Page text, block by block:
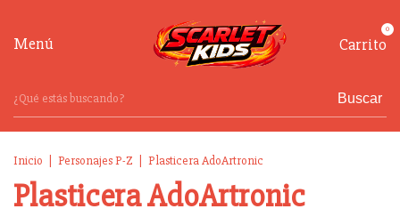
Menú Carrito
0
Buscar
Inicio Personajes P-Z Plasticera AdoArtronic
Plasticera AdoArtronic